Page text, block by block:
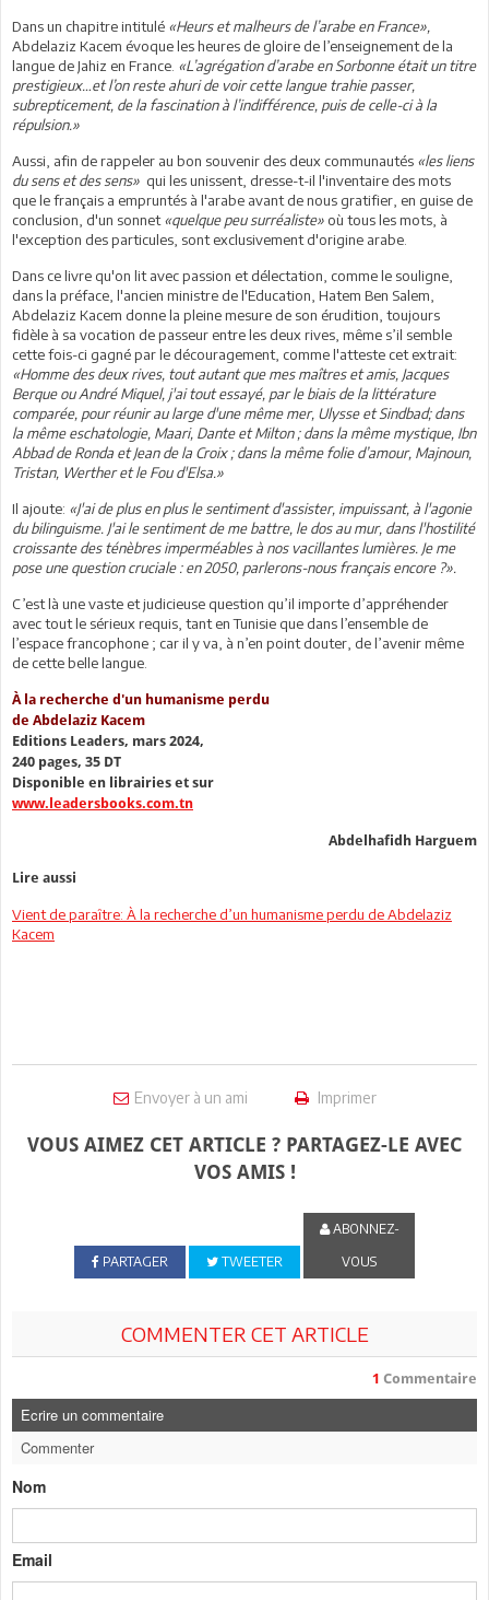
Dans un chapitre intitulé «Heurs et malheurs de l’arabe en France»,
Abdelaziz Kacem évoque les heures de gloire de l’enseignement de la
langue de Jahiz en France. «L’agrégation d’arabe en Sorbonne était un titre
prestigieux…et l’on reste ahuri de voir cette langue trahie passer,
subrepticement, de la fascination à l’indifférence, puis de celle-ci à la
répulsion.»
Aussi, afin de rappeler au bon souvenir des deux communautés «les liens
du sens et des sens» qui les unissent, dresse-t-il l'inventaire des mots
que le français a empruntés à l'arabe avant de nous gratifier, en guise de
conclusion, d'un sonnet«quelque peu surréaliste» où tous les mots, à
l'exception des particules, sont exclusivement d'origine arabe.
Dans ce livre qu'on lit avec passion et délectation, comme le souligne,
dans la préface, l'ancien ministre de l'Education, Hatem Ben Salem,
Abdelaziz Kacem donne la pleine mesure de son érudition, toujours
fidèle à sa vocation de passeur entre les deux rives, même s’il semble
cette fois-ci gagné par le découragement, comme l'atteste cet extrait:
«Homme des deux rives, tout autant que mes maîtres et amis, Jacques
Berque ou André Miquel, j'ai tout essayé, par le biais de la littérature
comparée, pour réunir au large d'une même mer, Ulysse et Sindbad; dans
la même eschatologie, Maari, Dante et Milton ; dans la même mystique, Ibn
Abbad de Ronda et Jean de la Croix ; dans la même folie d’amour, Majnoun,
Tristan, Werther et le Fou d'Elsa.»
Il ajoute: «J'ai de plus en plus le sentiment d'assister, impuissant, à l'agonie
du bilinguisme. J'ai le sentiment de me battre, le dos au mur, dans l'hostilité
croissante des ténèbres imperméables à nos vacillantes lumières. Je me
pose une question cruciale : en 2050, parlerons-nous français encore ?».
C’est là une vaste et judicieuse question qu’il importe d’appréhender
avec tout le sérieux requis, tant en Tunisie que dans l’ensemble de
l’espace francophone ; car il y va, à n’en point douter, de l’avenir même
de cette belle langue.
À la recherche d'un humanisme perdu
de Abdelaziz Kacem
Editions Leaders, mars 2024,
240 pages, 35 DT
Disponible en librairies et sur
www.leadersbooks.com.tn
Abdelhafidh Harguem
Lire aussi
Vient de paraître: À la recherche d’un humanisme perdu de Abdelaziz
Kacem
Envoyer à un ami Imprimer
VOUS AIMEZ CET ARTICLE ? PARTAGEZ-LE AVEC
VOS AMIS !
PARTAGER TWEETER
ABONNEZ-
VOUS
COMMENTER CET ARTICLE
1 Commentaire
Ecrire un commentaire
Commenter
Nom
Email